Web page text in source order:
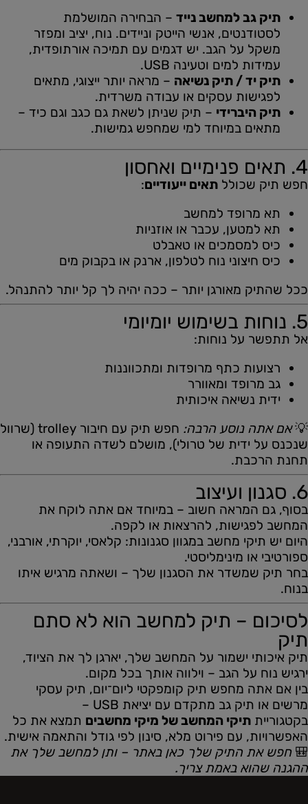
תיק גב למחשב נייד – הבחירה המושלמת
לסטודנטים, אנשי הייטק וניידים. נוח, יציב ומפזר
משקל על הגב. יש דגמים עם תמיכה אורתופדית,
עמידות למים וטעינה USB.
תיק יד / תיק נשיאה – מראה יותר ייצוגי, מתאים
לפגישות עסקים או עבודה משרדית.
תיק היברידי – תיק שניתן לשאת גם כגב וגם כיד –
מתאים במיוחד למי שמחפש גמישות.
4. תאים פנימיים ואחסון
חפש תיק שכולל תאים ייעודיים:
תא מרופד למחשב
תא למטען, עכבר או אוזניות
כיס למסמכים או טאבלט
כיס חיצוני נוח לטלפון, ארנק או בקבוק מים
ככל שהתיק מאורגן יותר – ככה יהיה לך קל יותר להתנהל.
5. נוחות בשימוש יומיומי
אל תתפשר על נוחות:
רצועות כתף מרופדות ומתכווננות
גב מרופד ומאוורר
ידית נשיאה איכותית
💡אם אתה נוסע הרבה:
חפש תיק עם חיבור trolley (שרוול
שנכנס על ידית של טרולי), מושלם לשדה התעופה או
תחנת הרכבת.
6. סגנון ועיצוב
בסוף, גם המראה חשוב – במיוחד אם אתה לוקח את
המחשב לפגישות, להרצאות או לקפה.
היום יש תיקי מחשב במגוון סגנונות: קלאסי, יוקרתי, אורבני,
ספורטיבי או מינימליסטי.
בחר תיק שמשדר את הסגנון שלך – ושאתה מרגיש איתו
בנוח.
לסיכום – תיק למחשב הוא לא סתם
תיק
תיק איכותי ישמור על המחשב שלך, יארגן לך את הציוד,
ירגיש נוח על הגב – וילווה אותך בכל מקום.
בין אם אתה מחפש תיק קומפקטי ליום־יום, תיק עסקי
מרשים או תיק גב מתקדם עם יציאת USB –
בקטגוריית תיקי המחשב של מיקי מחשבים תמצא את כל
האפשרויות, עם פירוט מלא, סינון לפי גודל והתאמה אישית.
🎒 חפש את התיק שלך כאן באתר – ותן למחשב שלך את
ההגנה שהוא באמת צריך.